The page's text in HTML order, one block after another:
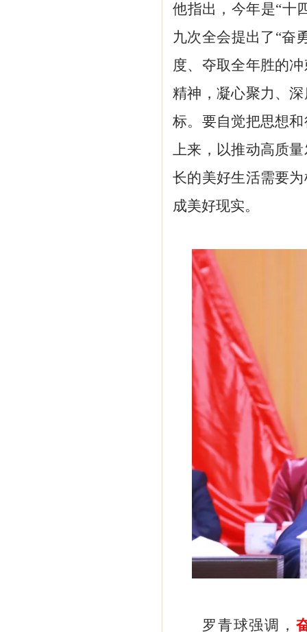
他指出，今年是“十
九次全会提出了“奋
度、夺取全年胜的
精神，凝心聚力、
标。要自觉把思想
上来，以推动高质
长的美好生活需要
成美好现实。
罗青球强调，